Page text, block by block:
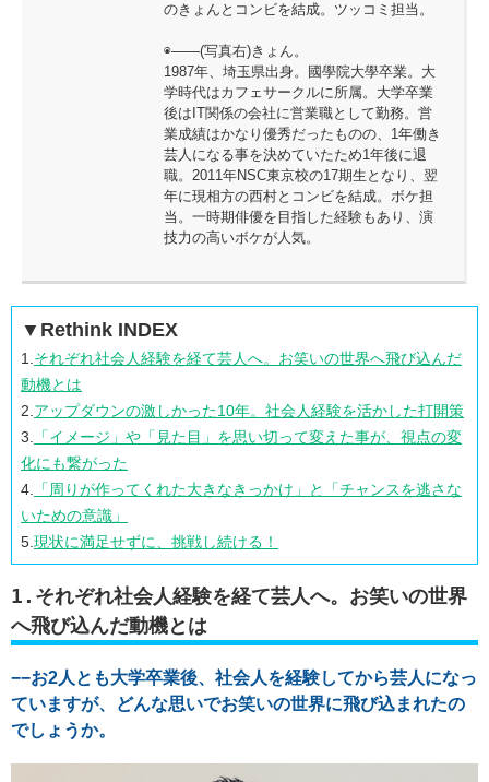
のきょんとコンビを結成。ツッコミ担当。
◉――(写真右)きょん。
1987年、埼玉県出身。國學院大學卒業。大
学時代はカフェサークルに所属。大学卒業
後はIT関係の会社に営業職として勤務。営
業成績はかなり優秀だったものの、1年働き
芸人になる事を決めていたため1年後に退
職。2011年NSC東京校の17期生となり、翌
年に現相方の西村とコンビを結成。ボケ担
当。一時期俳優を目指した経験もあり、演
技力の高いボケが人気。
▼Rethink INDEX
1.それぞれ社会人経験を経て芸人へ。お笑いの世界へ飛び込んだ
動機とは
2.アップダウンの激しかった10年。社会人経験を活かした打開策
3. 「イメージ」や「見た目」を思い切って変えた事が、視点の変
化にも繋がった
4. 「周りが作ってくれた大きなきっかけ」と「チャンスを逃さな
いための意識」
5.現状に満足せずに、挑戦し続ける！
1.それぞれ社会人経験を経て芸人へ。お笑いの世界
へ飛び込んだ動機とは
−−お2人とも大学卒業後、社会人を経験してから芸人になっ
ていますが、どんな思いでお笑いの世界に飛び込まれたの
でしょうか。